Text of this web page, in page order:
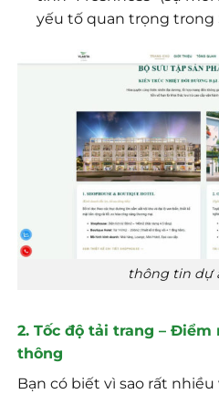
yếu tố quan trọng trong
thông tin dự
2. Tốc độ tải trang – Điểm
thông
Bạn có biết vì sao rất